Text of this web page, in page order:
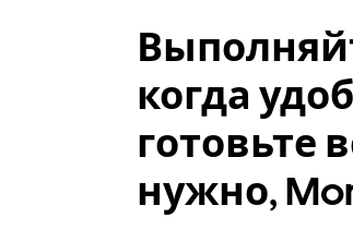
когда
готовьте
нужно,